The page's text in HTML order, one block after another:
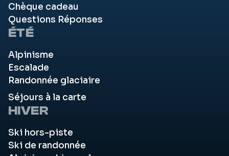
Chèque cadeau
Questions Réponses
ÉTÉ
Alpinisme
Escalade
Randonnée glaciaire
Séjours à la carte
HIVER
Ski hors-piste
Ski de randonnée